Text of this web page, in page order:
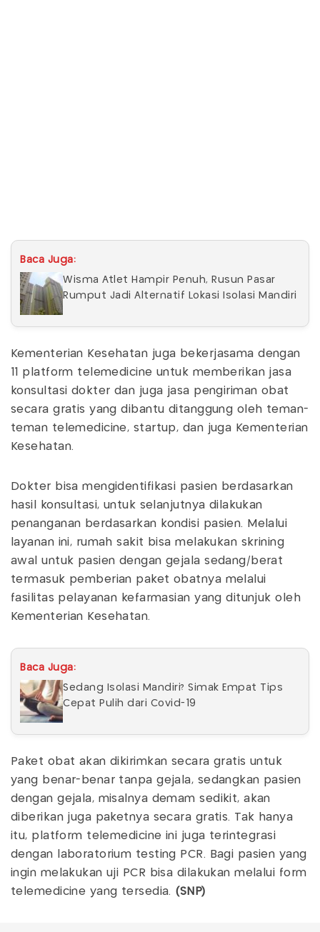
Baca Juga:
Wisma Atlet Hampir Penuh, Rusun Pasar
Rumput Jadi Alternatif Lokasi Isolasi Mandiri
Kementerian Kesehatan juga bekerjasama dengan
11 platform telemedicine untuk memberikan jasa
konsultasi dokter dan juga jasa pengiriman obat
secara gratis yang dibantu ditanggung oleh teman-
teman telemedicine, startup, dan juga Kementerian
Kesehatan.
Dokter bisa mengidentifikasi pasien berdasarkan
hasil konsultasi, untuk selanjutnya dilakukan
penanganan berdasarkan kondisi pasien. Melalui
layanan ini, rumah sakit bisa melakukan skrining
awal untuk pasien dengan gejala sedang/berat
termasuk pemberian paket obatnya melalui
fasilitas pelayanan kefarmasian yang ditunjuk oleh
Kementerian Kesehatan.
Baca Juga:
Sedang Isolasi Mandiri? Simak Empat Tips
Cepat Pulih dari Covid-19
Paket obat akan dikirimkan secara gratis untuk
yang benar-benar tanpa gejala, sedangkan pasien
dengan gejala, misalnya demam sedikit, akan
diberikan juga paketnya secara gratis. Tak hanya
itu, platform telemedicine ini juga terintegrasi
dengan laboratorium testing PCR. Bagi pasien yang
ingin melakukan uji PCR bisa dilakukan melalui form
telemedicine yang tersedia. (SNP)